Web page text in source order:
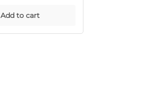
Add to cart